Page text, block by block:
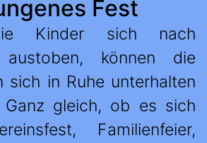
Fest
Kinder sich nach
austoben, können die
sich in Ruhe unterhalten
Ganz gleich, ob es sich
Familienfeier,